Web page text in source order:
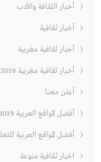
أخبار الثقافة والأدب
أخبار ثقافية
أخبار ثقافية مغربية
أخبار ثقافية مغربية 2019
أعلن معنا
أفضل المواقع العربية 2019
أفضل المواقع العربية
اخبار ثقافية منوعة